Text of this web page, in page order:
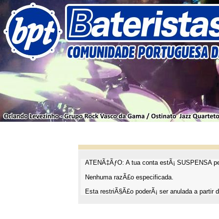
ATENÃ‡ÃƒO: A tua conta estÃ¡ SUSPENSA
Nenhuma razÃ£o especificada.
Esta restriÃ§Ã£o poderÃ¡ ser anulada a partir